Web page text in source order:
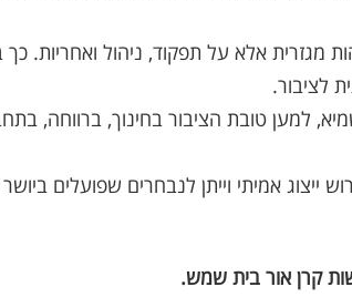
מגזרית אלא על תפקוד, ניהול ואחריות. כך
לציבור.
למען טובת הציבור בחינוך, ברווחה,
ייצוג אמיתי וייתן לנבחרים שפועלים
קרן אור בית שמש.